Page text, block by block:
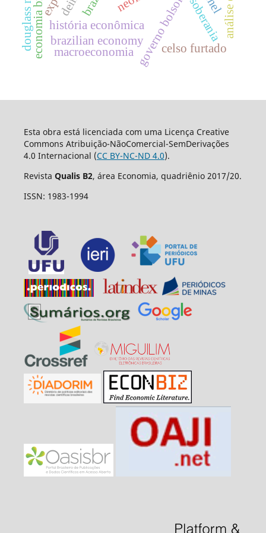
governo bolsonaro
história econômica
brazilian economy soberania
macroeconomia celso furtado
Esta obra está licenciada com uma Licença Creative
Commons Atribuição-NãoComercial-SemDerivações
4.0 Internacional (CC BY-NC-ND 4.0).
Revista Qualis B2, área Economia, quadriênio 2017/20.
ISSN: 1983-1994